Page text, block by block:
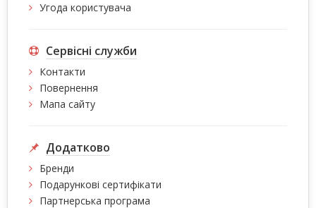
Угода користувача
Сервісні служби
Контакти
Повернення
Мапа сайту
Додатково
Бренди
Подарункові сертифікати
Партнерська програма